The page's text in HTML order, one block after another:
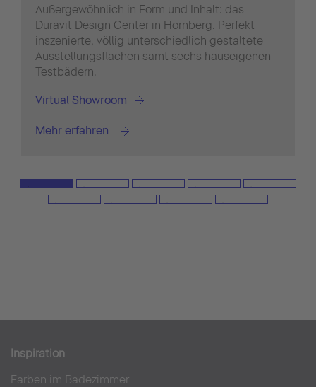
Außergewöhnlich in Form und Inhalt: das
Duravit Design Center in Hornberg. Perfekt
inszenierte, völlig unterschiedlich gestaltete
Ausstellungsflächen samt sechs hauseigenen
Testbädern.
Virtual Showroom
Mehr erfahren
Inspiration
Farben im Badezimmer